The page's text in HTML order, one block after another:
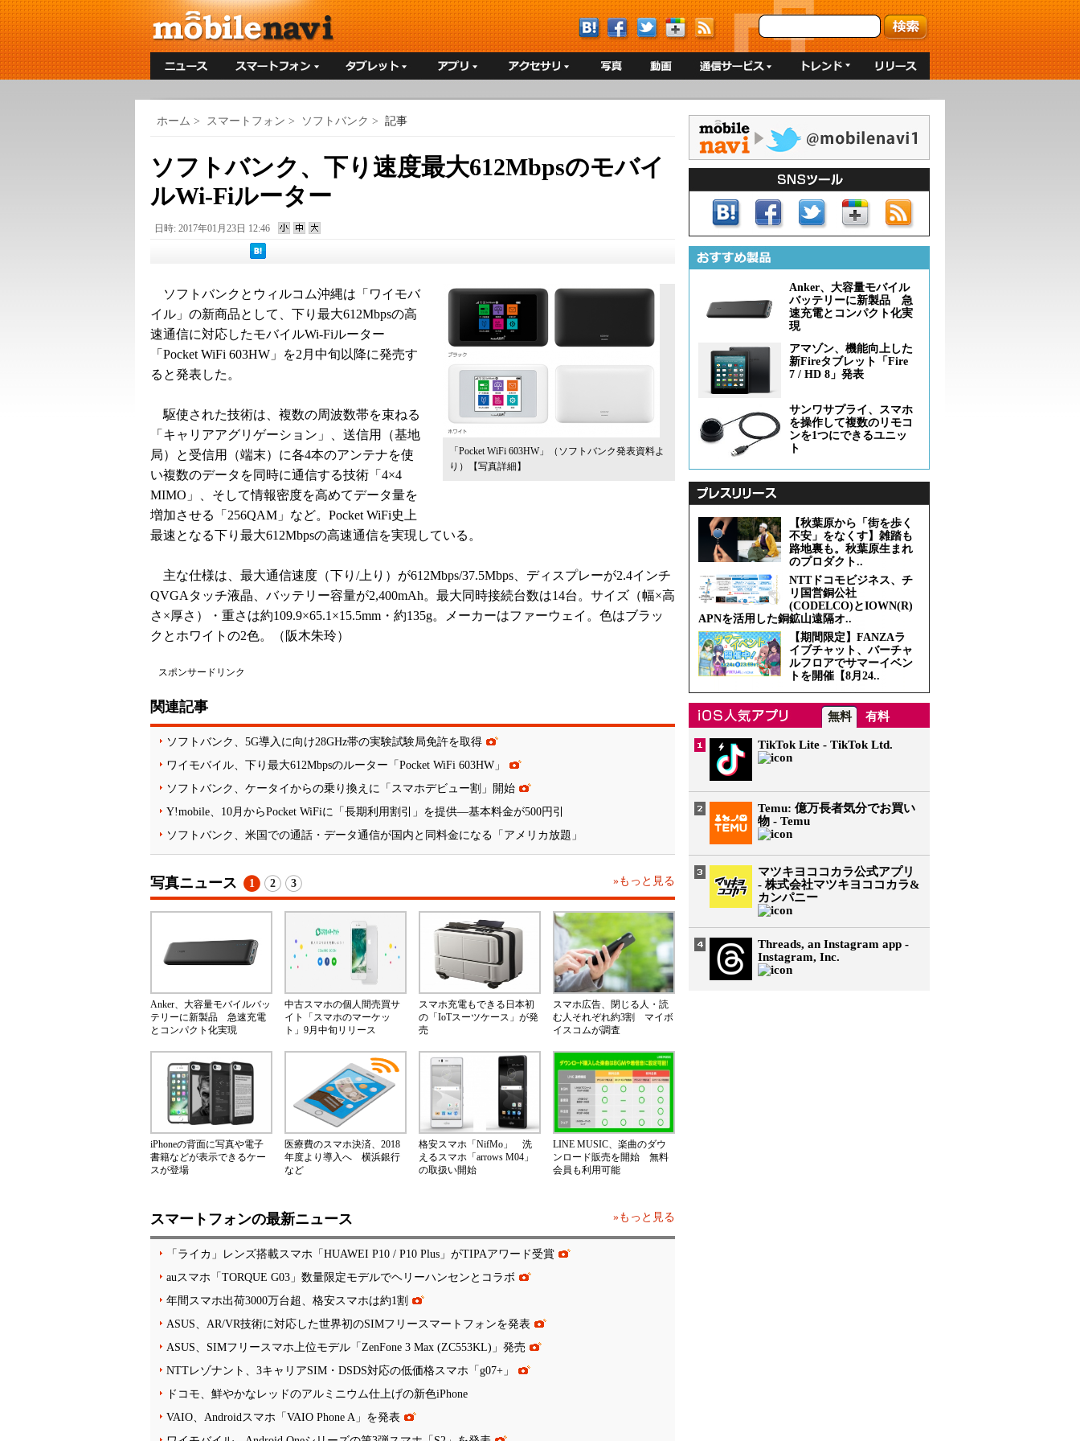
ホーム > スマートフォン > ソフトバンク > 記事
ソフトバンク、下り速度最大612Mbpsのモバイ
ルWi-Fiルーター
日時: 2017年01月23日 12:46
「Pocket WiFi 603HW」（ソフトバンク発表資料よ
り）
【写真詳細】
ソフトバンクとウィルコム沖縄は「ワイモバ
イル」の新商品として、下り最大612Mbpsの高
速通信に対応したモバイルWi-Fiルーター
「Pocket WiFi 603HW」を2月中旬以降に発売す
ると発表した。
駆使された技術は、複数の周波数帯を束ねる
「キャリアアグリゲーション」、送信用（基地
局）と受信用（端末）に各4本のアンテナを使
い複数のデータを同時に通信する技術「4×4
MIMO」、そして情報密度を高めてデータ量を
増加させる「256QAM」など。Pocket WiFi史上
最速となる下り最大612Mbpsの高速通信を実現している。
主な仕様は、最大通信速度（下り/上り）が612Mbps/37.5Mbps、ディスプレーが2.4インチ
QVGAタッチ液晶、バッテリー容量が2,400mAh。最大同時接続台数は14台。サイズ（幅×高
さ×厚さ）・重さは約109.9×65.1×15.5mm・約135g。メーカーはファーウェイ。色はブラッ
クとホワイトの2色。（阪木朱玲）
スポンサードリンク
関連記事
ソフトバンク、5G導入に向け28GHz帯の実験試験局免許を取得
ワイモバイル、下り最大612Mbpsのルーター「Pocket WiFi 603HW」
ソフトバンク、ケータイからの乗り換えに「スマホデビュー割」開始
Y!mobile、10月からPocket WiFiに「長期利用割引」を提供―基本料金が500円引
ソフトバンク、米国での通話・データ通信が国内と同料金になる「アメリカ放題」
写真ニュース »もっと見る
1 2 3
Anker、大容量モバイルバッ
テリーに新製品 急速充電
とコンパクト化実現
中古スマホの個人間売買サ
イト「スマホのマーケッ
ト」9月中旬リリース
スマホ充電もできる日本初
の「IoTスーツケース」が発
売
スマホ広告、閉じる人・読
む人それぞれ約3割 マイボ
イスコムが調査
iPhoneの背面に写真や電子
書籍などが表示できるケー
スが登場
医療費のスマホ決済、2018
年度より導入へ 横浜銀行
など
格安スマホ「NifMo」 洗
えるスマホ「arrows M04」
の取扱い開始
LINE MUSIC、楽曲のダウ
ンロード販売を開始 無料
会員も利用可能
スマートフォンの最新ニュース »もっと見る
「ライカ」レンズ搭載スマホ「HUAWEI P10 / P10 Plus」がTIPAアワード受賞
auスマホ「TORQUE G03」数量限定モデルでヘリーハンセンとコラボ
年間スマホ出荷3000万台超、格安スマホは約1割
ASUS、AR/VR技術に対応した世界初のSIMフリースマートフォンを発表
ASUS、SIMフリースマホ上位モデル「ZenFone 3 Max (ZC553KL)」発売
NTTレゾナント、3キャリアSIM・DSDS対応の低価格スマホ「g07+」
ドコモ、鮮やかなレッドのアルミニウム仕上げの新色iPhone
VAIO、Androidスマホ「VAIO Phone A」を発表
Anker、大容量モバイル
バッテリーに新製品 急
速充電とコンパクト化実
現
アマゾン、機能向上した
新Fireタブレット「Fire
7 / HD 8」発表
サンワサプライ、スマホ
を操作して複数のリモコ
ンを1つにできるユニッ
ト
【秋葉原から「街を歩く
不安」をなくす】雑踏も
路地裏も。秋葉原生まれ
のプロダクト..
NTTドコモビジネス、チ
リ国営銅公社
(CODELCO)とIOWN(R)
APNを活用した銅鉱山遠隔オ..
【期間限定】FANZAラ
イブチャット、バーチャ
ルフロアでサマーイベン
トを開催【8月24..
無料 有料
TikTok Lite - TikTok Ltd.
Temu: 億万長者気分でお買い
物 - Temu
マツキヨココカラ公式アプリ
- 株式会社マツキヨココカラ&
カンパニー
Threads, an Instagram app -
Instagram, Inc.